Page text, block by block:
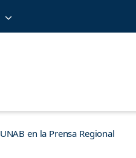
UNAB en la Prensa Regional